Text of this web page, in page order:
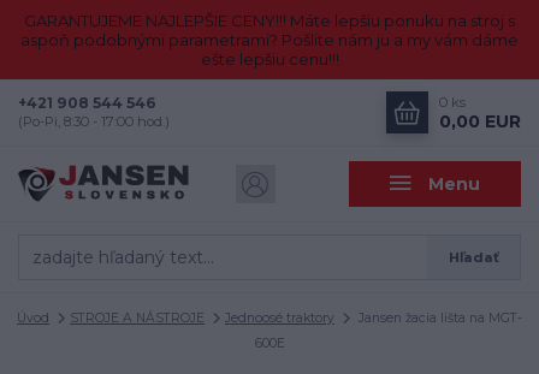
GARANTUJEME NAJLEPŠIE CENY!!! Máte lepšiu ponuku na stroj s
aspoň podobnými parametrami? Pošlite nám ju a my vám dáme
ešte lepšiu cenu!!!
Menu
Hľadať
+421 908 544 546
(Po-Pi, 8:30 - 17:00 hod.)
0 ks
0,00 EUR
Úvod STROJE A NÁSTROJE Jednoosé traktory
Jansen žacia lišta na MGT-
600E